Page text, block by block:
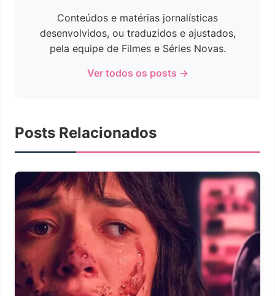
Conteúdos e matérias jornalísticas
desenvolvidos, ou traduzidos e ajustados,
pela equipe de Filmes e Séries Novas.
Ver todos os posts →
Posts Relacionados